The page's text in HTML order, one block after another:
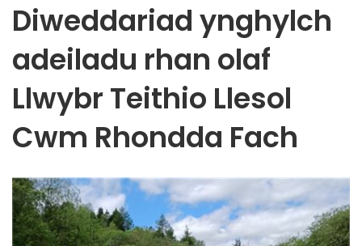
Diweddariad ynghylch
adeiladu rhan olaf
Llwybr Teithio Llesol
Cwm Rhondda Fach